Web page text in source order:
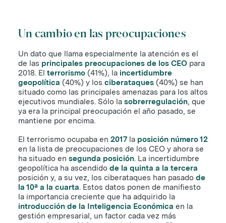
Un cambio en las preocupaciones
Un dato que llama especialmente la atención es el
de las principales preocupaciones de los CEO para
2018. El terrorismo (41%), la incertidumbre
geopolítica (40%) y los ciberataques (40%) se han
situado como las principales amenazas para los altos
ejecutivos mundiales. Sólo la sobrerregulación, que
ya era la principal preocupación el año pasado, se
mantiene por encima.
El terrorismo ocupaba en 2017 la posición número 12
en la lista de preocupaciones de los CEO y ahora se
ha situado en segunda posición. La incertidumbre
geopolítica ha ascendido de la quinta a la tercera
posición y, a su vez, los ciberataques han pasado de
la 10ª a la cuarta. Estos datos ponen de manifiesto
la importancia creciente que ha adquirido la
introducción de la Inteligencia Económica en la
gestión empresarial, un factor cada vez más